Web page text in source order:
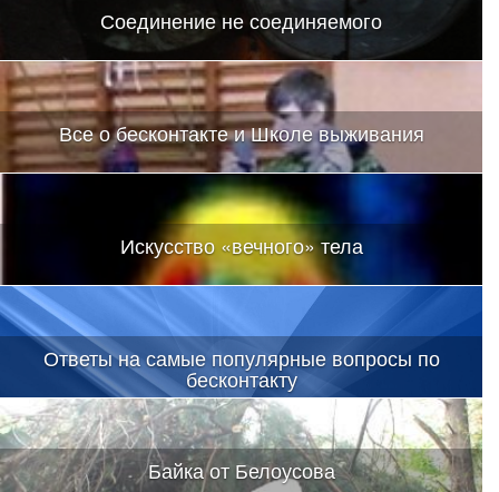
Соединение не соединяемого
Все о бесконтакте и Школе выживания
Искусство «вечного» тела
Ответы на самые популярные вопросы по
бесконтакту
Байка от Белоусова